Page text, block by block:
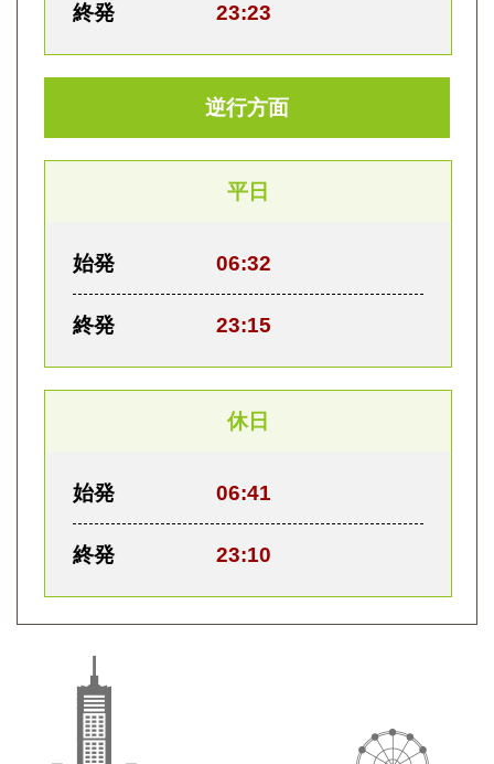
終発 23:23
逆行方面
平日
始発 06:32
終発 23:15
休日
始発 06:41
終発 23:10